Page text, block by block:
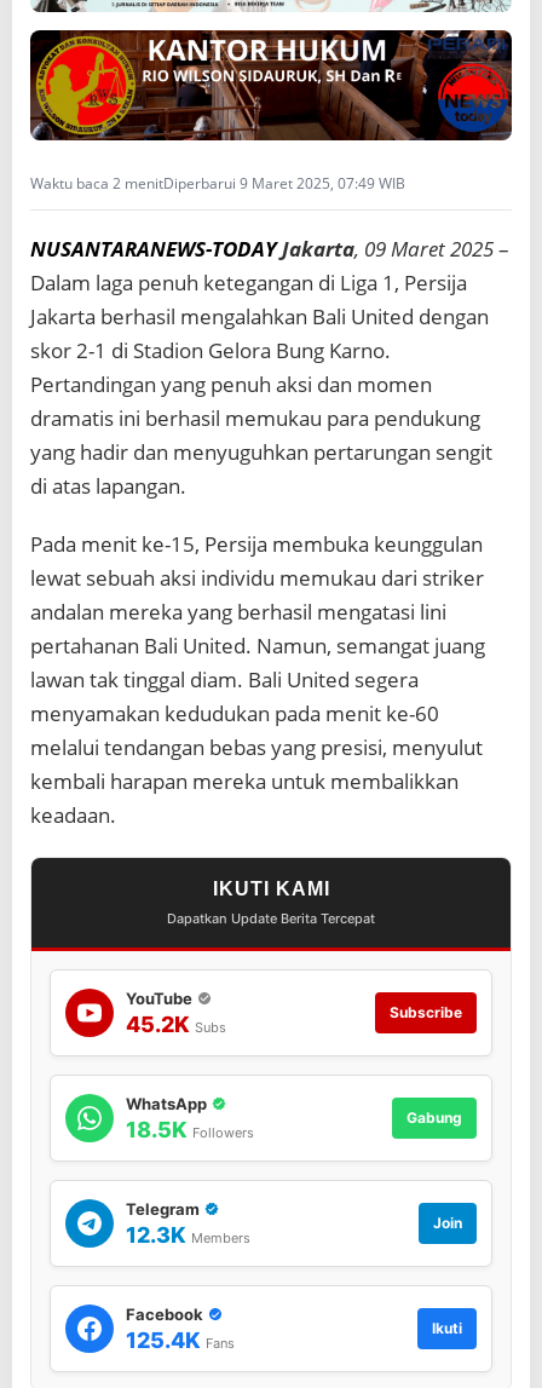
i
s
a
t
s
B
l
i
U
n
i
e
d
Waktu baca 2 menitDiperbarui 9 Maret 2025, 07:49 WIB
NUSANTARANEWS-TODAYJakarta, 09 Maret 2025–
Dalam laga penuh ketegangan di Liga 1, Persija
Jakarta berhasil mengalahkan Bali United dengan
skor 2-1 di Stadion Gelora Bung Karno.
Pertandingan yang penuh aksi dan momen
dramatis ini berhasil memukau para pendukung
yang hadir dan menyuguhkan pertarungan sengit
di atas lapangan.
Pada menit ke-15, Persija membuka keunggulan
lewat sebuah aksi individu memukau dari striker
andalan mereka yang berhasil mengatasi lini
pertahanan Bali United. Namun, semangat juang
lawan tak tinggal diam. Bali United segera
menyamakan kedudukan pada menit ke-60
melalui tendangan bebas yang presisi, menyulut
kembali harapan mereka untuk membalikkan
keadaan.
IKUTI KAMI
Dapatkan Update Berita Tercepat
YouTube
45.2K Subs
Subscribe
WhatsApp
18.5K Followers
Gabung
Telegram
12.3K Members
Join
Facebook
125.4K Fans
Ikuti